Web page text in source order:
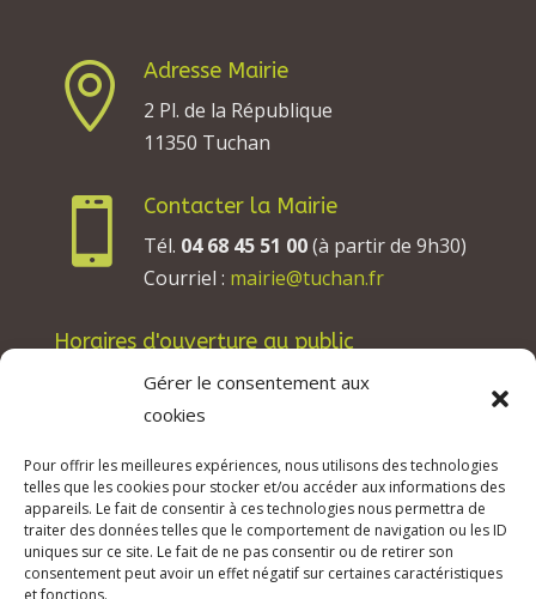
Gérer le consentement aux
cookies
Pour offrir les meilleures expériences, nous utilisons des technologies
telles que les cookies pour stocker et/ou accéder aux informations des
appareils. Le fait de consentir à ces technologies nous permettra de
traiter des données telles que le comportement de navigation ou les ID
uniques sur ce site. Le fait de ne pas consentir ou de retirer son
consentement peut avoir un effet négatif sur certaines caractéristiques
et fonctions.

Adresse Mairie
2 Pl. de la République
11350 Tuchan

Contacter la Mairie
Tél. 04 68 45 51 00(à partir de 9h30)
Courriel : mairie@tuchan.fr
Horaires d'ouverture au public
Les lundis, mardis et jeudis : de 8h à 12h et de
13h30 à 17h30.
Les vendredis : de 8h à 12h.
© 2026 Mairie de Tuchan | Site Internet réalisé